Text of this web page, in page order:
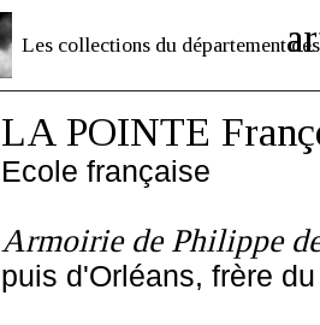
Les collections du département des
LA POINTE
Ecole française
Armoirie de Philippe
puis d'Orléans, frère